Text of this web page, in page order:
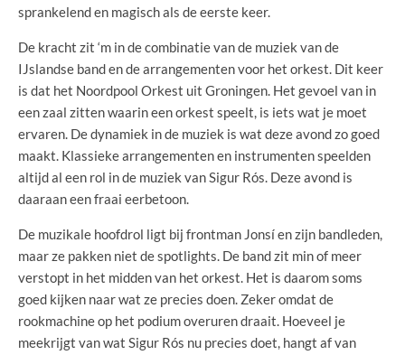
sprankelend en magisch als de eerste keer.
De kracht zit ‘m in de combinatie van de muziek van de
IJslandse band en de arrangementen voor het orkest. Dit keer
is dat het Noordpool Orkest uit Groningen. Het gevoel van in
een zaal zitten waarin een orkest speelt, is iets wat je moet
ervaren. De dynamiek in de muziek is wat deze avond zo goed
maakt. Klassieke arrangementen en instrumenten speelden
altijd al een rol in de muziek van Sigur Rós. Deze avond is
daaraan een fraai eerbetoon.
De muzikale hoofdrol ligt bij frontman Jonsí en zijn bandleden,
maar ze pakken niet de spotlights. De band zit min of meer
verstopt in het midden van het orkest. Het is daarom soms
goed kijken naar wat ze precies doen. Zeker omdat de
rookmachine op het podium overuren draait. Hoeveel je
meekrijgt van wat Sigur Rós nu precies doet, hangt af van